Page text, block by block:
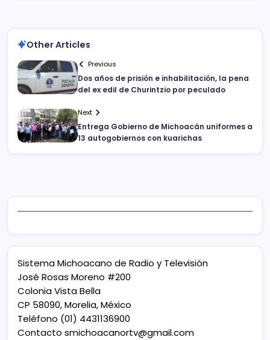
Other Articles
Previous
Dos años de prisión e inhabilitación, la pena
del ex edil de Churintzio por peculado
Next
Entrega Gobierno de Michoacán uniformes a
13 autogobiernos con kuarichas
Sistema Michoacano de Radio y Televisión
José Rosas Moreno #200
Colonia Vista Bella
CP 58090, Morelia, México
Teléfono (01) 4431136900
Contacto smichoacanortv@gmail.com